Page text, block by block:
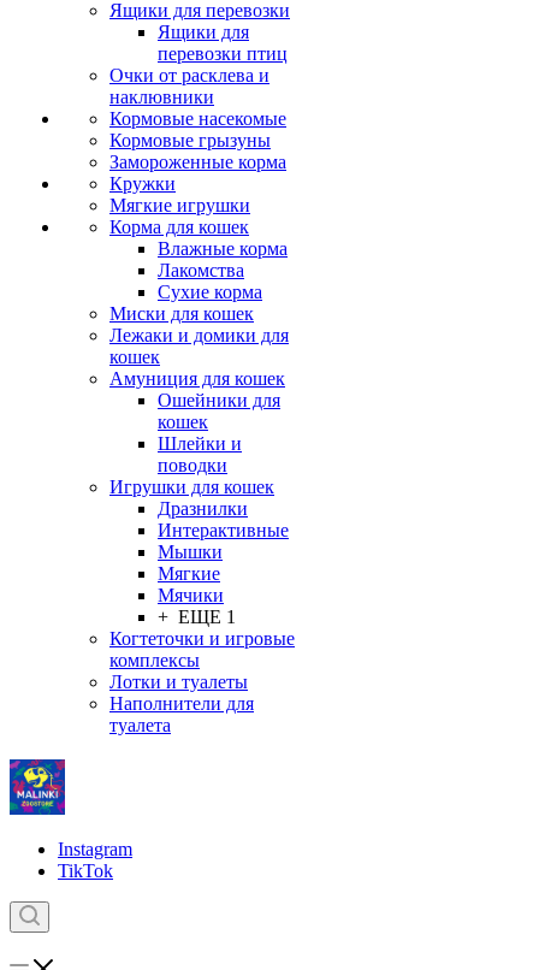
Ящики для перевозки
Ящики для
перевозки птиц
Очки от расклева и
наклювники
Кормовые насекомые
Кормовые грызуны
Замороженные корма
Кружки
Мягкие игрушки
Корма для кошек
Влажные корма
Лакомства
Сухие корма
Миски для кошек
Лежаки и домики для
кошек
Амуниция для кошек
Ошейники для
кошек
Шлейки и
поводки
Игрушки для кошек
Дразнилки
Интерактивные
Мышки
Мягкие
Мячики
+ ЕЩЕ 1
Когтеточки и игровые
комплексы
Лотки и туалеты
Наполнители для
туалета
Instagram
TikTok